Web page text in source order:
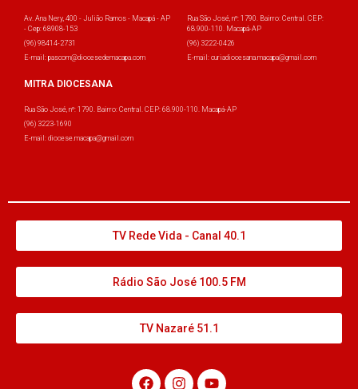
Av. Ana Nery, 400 - Julião Ramos - Macapá - AP
- Cep: 68908-153
(96) 98414-2731
E-mail: pascom@diocesedemacapa.com
Rua São José, nº: 1790. Bairro: Central. CEP:
68.900-110. Macapá-AP
(96) 3222-0426
E-mail: curiadiocesana.macapa@gmail.com
MITRA DIOCESANA
Rua São José, nº: 1790. Bairro: Central. CEP: 68.900-110. Macapá-AP
(96) 3223-1690
E-mail: diocese.macapa@gmail.com
TV Rede Vida - Canal 40.1
Rádio São José 100.5 FM
TV Nazaré 51.1